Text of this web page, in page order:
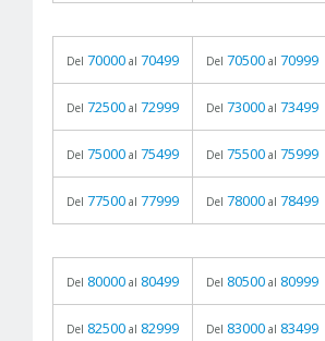
Del 70000 al 70499 Del 70500 al 70999
Del 72500 al 72999 Del 73000 al 73499
Del 75000 al 75499 Del 75500 al 75999
Del 77500 al 77999 Del 78000 al 78499
Del 80000 al 80499 Del 80500 al 80999
Del 82500 al 82999 Del 83000 al 83499